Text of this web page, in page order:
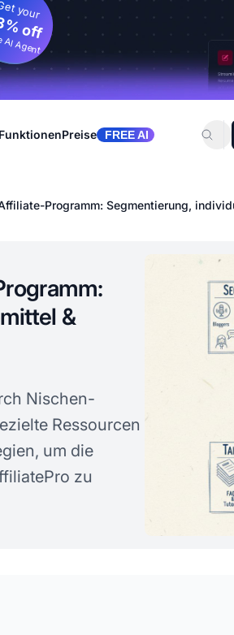
your
off
Agent
FunktionenPreise FREE AI
Programm: Segmentierung,
&
Nischen-
Ressourcen
um die
zu